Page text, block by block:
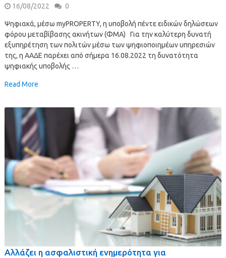
16/08/2022 0
Ψηφιακά, μέσω myPROPERTY, η υποβολή πέντε ειδικών δηλώσεων
φόρου μεταβίβασης ακινήτων (ΦΜΑ) Για την καλύτερη δυνατή
εξυπηρέτηση των πολιτών μέσω των ψηφιοποιημέων υπηρεσιών
της, η ΑΑΔΕ παρέχει από σήμερα 16.08.2022 τη δυνατότητα
ψηφιακής υποβολής …
Read More
Αλλάζει η ασφαλιστική ενημερότητα για